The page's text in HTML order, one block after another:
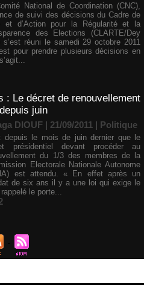
National de Coordination (CNC),
de suivi des décisions du Cadre de
et d’Action pour la Régularité et la
des Elections (CLARTE/Dey
s’est réuni le samedi 29 octobre 2011
pour prendre plusieurs décisions en
: Le décret de renouvellement
juin
DIOUF | 21/09/2011 | Politique
depuis le mois de juin dernier que le
présidentiel devant procéder au
du 1/3 des membres de la
Electorale Nationale Autonome
est attendu. « En effet après un
de six ans il y a une loi qui exige le
le porte...